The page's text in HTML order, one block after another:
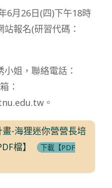
6月26日(四)下午18時
報名(研習代碼：
姐，聯絡電話：
：
。
-海狸迷你營營長培
檔】
下載【PDF